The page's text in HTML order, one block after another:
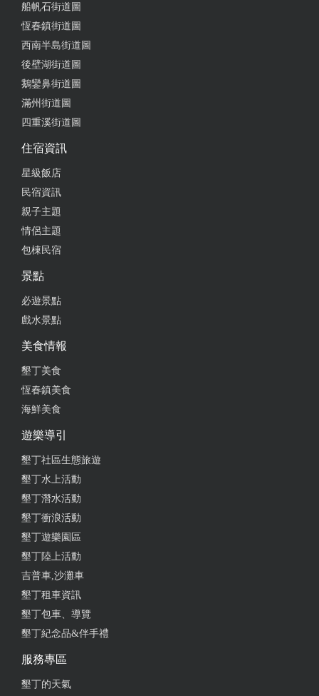
口大開
第一次來點了牛肉炒飯與豬肉湯 飯炒的乾爽帶點鍋氣
還有好像沙茶及牛肉的醃製風味 豬肉湯是油蔥風味
有豬肉片跟青菜 整體餐點味道偏清淡 但不單薄 環境
會辣，連小孩都喜歡，牛肉炒飯也好吃吃，這是第二
次來，兒子很喜歡。
2024.10.26 恆春老街內的人氣牛肉麵店，建議早點
來。 其實我來了第三次才吃到，前兩次直接跟我說完
售，我很意外。 恆春老街其實規劃得不算好，還好仍
之一。 牛肉麵好吃就不用多說了，自己真的要來試
試，意外的是沒有幾家牛肉麵店會放牛油的，至少在
南部我很少看到，但寶順號有，大加分！ 位於老街內
停車不方便是當然的，但老街是適合用走的不是用來
停車的。總之，以一家牛肉麵店來說，很棒，想到位
船帆石街道圖
恆春鎮街道圖
西南半島街道圖
後壁湖街道圖
鵝鑾鼻街道圖
滿州街道圖
四重溪街道圖
住宿資訊
星級飯店
民宿資訊
親子主題
情侶主題
包棟民宿
景點
必遊景點
戲水景點
美食情報
墾丁美食
恆春鎮美食
海鮮美食
遊樂導引
墾丁社區生態旅遊
墾丁水上活動
墾丁潛水活動
墾丁衝浪活動
墾丁遊樂園區
墾丁陸上活動
吉普車,沙灘車
墾丁租車資訊
墾丁包車、導覽
墾丁紀念品&伴手禮
服務專區
墾丁的天氣